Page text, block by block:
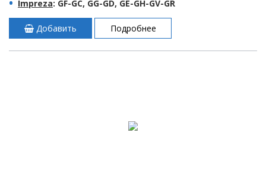
Impreza: GF-GC, GG-GD, GE-GH-GV-GR
Добавить Подробнее